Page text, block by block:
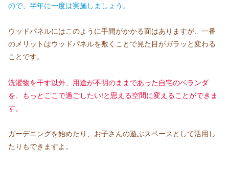
ので、半年に一度は実施しましょう。
ウッドパネルにはこのように手間がかかる面はありますが、一番
のメリットはウッドパネルを敷くことで見た目がガラッと変わる
ことです。
洗濯物を干す以外、用途が不明のままであった自宅のベランダ
を、もっとここで過ごしたい!と思える空間に変えることができま
す。
ガーデニングを始めたり、お子さんの遊ぶスペースとして活用し
たりもできますよ。